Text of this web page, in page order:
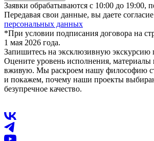
Заявки обрабатываются с 10:00 до 19:00,
Передавая свои данные, вы даете
персональных данных
*При условии подписания договора на
1 мая 2026 года.
Запишитесь на эксклюзивную
Оцените уровень исполнения, материалы
вживую. Мы раскроем нашу философию
и покажем, почему наши проекты
безупречное качество.